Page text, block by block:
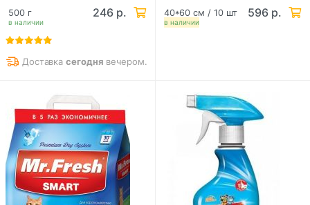
в наличии
500 г 246 р.
Доставкасегодня вечером.
в наличии
40*60 см / 10 шт 596 р.